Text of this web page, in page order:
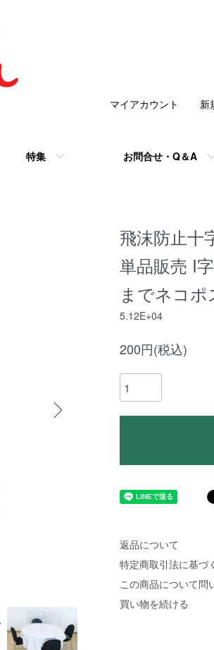
特集 お問合せ・Q＆A
マイアカウント 新
飛沫防止十
単品販売 I
までネコポ
5.12E+04
200円(税込)
返品について
特定商取引法に基づ
この商品について問
買い物を続ける